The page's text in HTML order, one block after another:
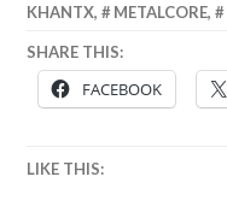
KHANTX, METALCORE,
SHARE THIS:
FACEBOOK
LIKE THIS: